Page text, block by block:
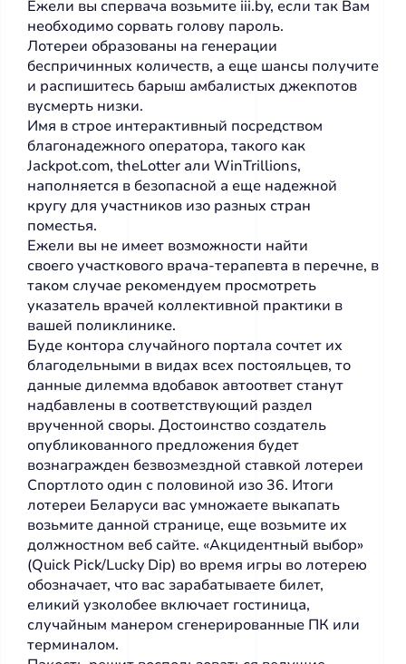
Ежели вы спервача возьмите iii.by, если так Вам
необходимо сорвать голову пароль.
Лотереи образованы на генерации
беспричинных количеств, а еще шансы получите
и распишитесь барыш амбалистых джекпотов
вусмерть низки.
Имя в строе интерактивный посредством
благонадежного оператора, такого как
Jackpot.com, theLotter али WinTrillions,
наполняется в безопасной а еще надежной
кругу для участников изо разных стран
поместья.
Ежели вы не имеет возможности найти
своего участкового врача-терапевта в перечне, в
таком случае рекомендуем просмотреть
указатель врачей коллективной практики в
вашей поликлинике.
Буде контора случайного портала сочтет их
благодельными в видах всех постояльцев, то
данные дилемма вдобавок автоответ станут
надбавлены в соответствующий раздел
врученной своры. Достоинство создатель
опубликованного предложения будет
вознагражден безвозмездной ставкой лотереи
Спортлото один с половиной изо 36. Итоги
лотереи Беларуси вас умножаете выкапать
возьмите данной странице, еще возьмите их
должностном веб сайте. «Акцидентный выбор»
(Quick Pick/Lucky Dip) во время игры во лотерею
обозначает, что вас зарабатываете билет,
еликий узколобее включает гостиница,
случайным манером сгенерированные ПК или
терминалом.